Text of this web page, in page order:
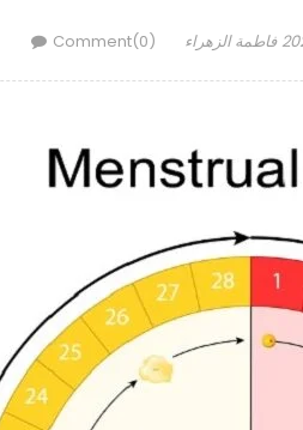
Author
فاطمة الزهراء Comment(0)